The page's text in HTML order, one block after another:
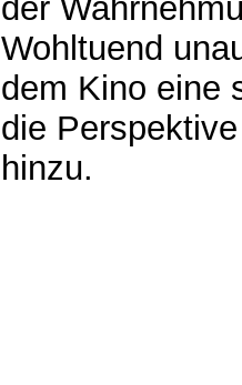
der
Wohltuend
dem Kino eine
die
hinzu.